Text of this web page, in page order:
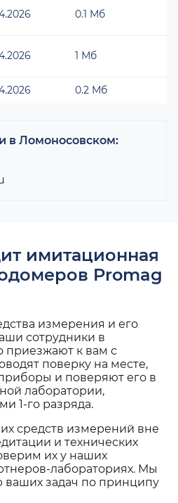
0.1 Мб
1 Мб
0.2 Мб
в Ломоносовском:
имитационная
Promag
измерения и его
сотрудники в
приезжают к вам с
поверку на месте,
и поверяют его в
лаборатории,
1-го разряда.
средств измерений вне
и технических
их у наших
лабораториях. Мы
задач по принципу